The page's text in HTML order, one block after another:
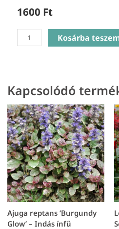
1600 Ft
Verbena
Hastata
levelű
verbena
mennyiség
Kosárba
Kapcsolódó
Ajuga reptans ‘Burgundy
Glow’ – Indás ínfű